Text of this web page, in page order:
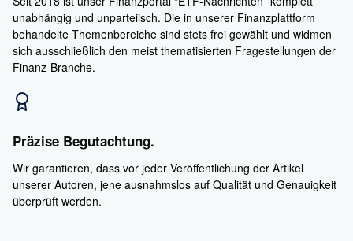
unabhängig und unparteiisch. Die in unserer Finanzplattform
behandelte Themenbereiche sind stets frei gewählt und widmen
sich ausschließlich den meist thematisierten Fragestellungen der
Finanz-Branche.
Präzise Begutachtung.
Wir garantieren, dass vor jeder Veröffentlichung der Artikel
unserer Autoren, jene ausnahmslos auf Qualität und Genauigkeit
überprüft werden.